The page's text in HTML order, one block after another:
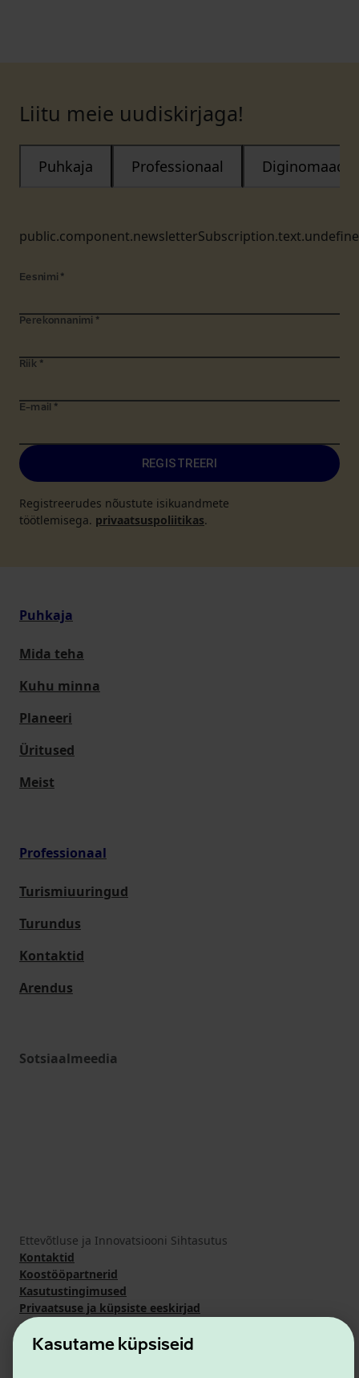
Kasutame küpsiseid
Liitu meie uudiskirjaga!
Puhkaja Professionaal Diginomaad
Eesnimi *
Perekonnanimi *
Riik *
E-mail *
REGISTREERI
Registreerudes nõustute isikuandmete
töötlemisega. privaatsuspoliitikas.
Puhkaja
Mida teha
Kuhu minna
Planeeri
Üritused
Meist
Professionaal
Turismiuuringud
Turundus
Kontaktid
Arendus
Sotsiaalmeedia
Ettevõtluse ja Innovatsiooni Sihtasutus
Kontaktid
Koostööpartnerid
Kasutustingimused
Privaatsuse ja küpsiste eeskirjad